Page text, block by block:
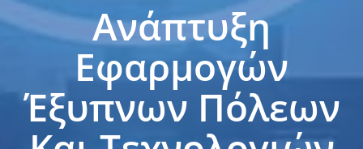
Ανάπτυξη
Εφαρμογών
Έξυπνων Πόλεων